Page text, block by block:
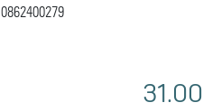
0862400279
31.00